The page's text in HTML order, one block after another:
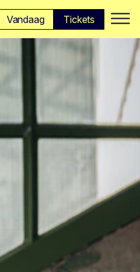
Vandaag Tickets